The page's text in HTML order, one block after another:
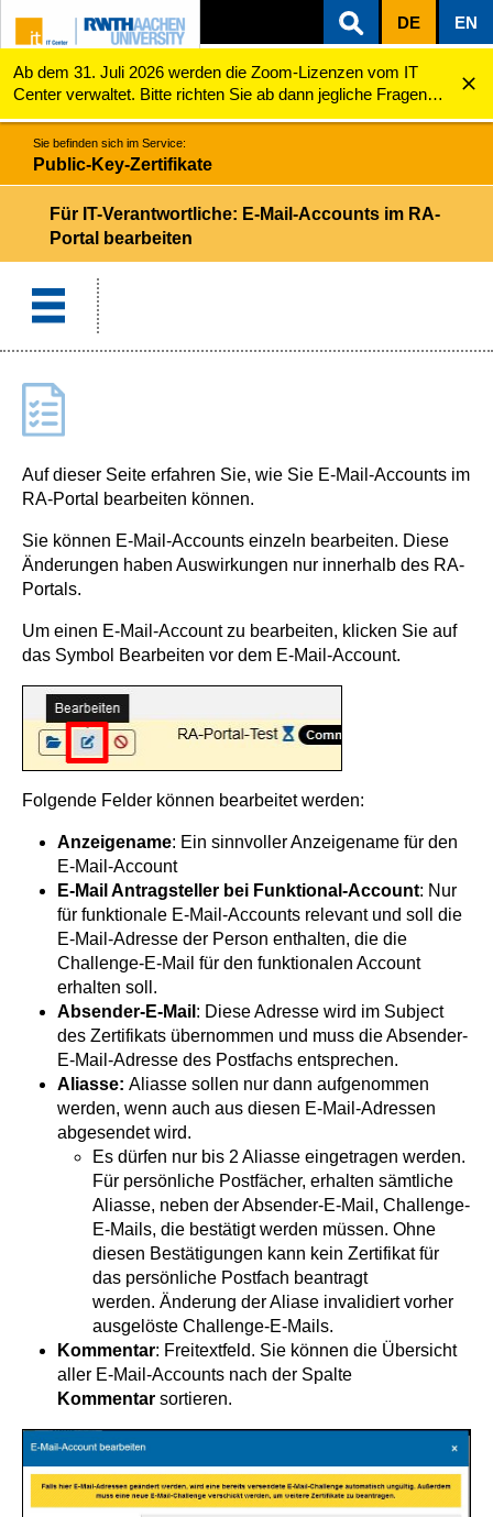
ZUM INHALTSBEREICH
ZUR HAUPTNAVIGATION
ZUR SUCHE
DE EN
Ab dem 31. Juli 2026 werden die Zoom-Lizenzen vom IT
Center verwaltet. Bitte richten Sie ab dann jegliche Fragen
zu den Zoom-Lizenzen (z.B. Probleme mit dem Login) an
servicedesk@itc.rwth-aachen.de.
Public-Key-Zertifikate E-Mail-Accounts bearbeiten
Sie befinden sich im Service:
Public-Key-Zertifikate
Für IT-Verantwortliche: E-Mail-Accounts im RA-
Portal bearbeiten
Auf dieser Seite erfahren Sie, wie Sie E-Mail-Accounts im
RA-Portal bearbeiten können.
Sie können E-Mail-Accounts einzeln bearbeiten. Diese
Änderungen haben Auswirkungen nur innerhalb des RA-
Portals.
Um einen E-Mail-Account zu bearbeiten, klicken Sie auf
das Symbol Bearbeiten vor dem E-Mail-Account.
Folgende Felder können bearbeitet werden:
Anzeigename: Ein sinnvoller Anzeigename für den
E-Mail-Account
E-Mail Antragsteller bei Funktional-Account: Nur
für funktionale E-Mail-Accounts relevant und soll die
E-Mail-Adresse der Person enthalten, die die
Challenge-E-Mail für den funktionalen Account
erhalten soll.
Absender-E-Mail : Diese Adresse wird im Subject
des Zertifikats übernommen und muss die Absender-
E-Mail-Adresse des Postfachs entsprechen.
Aliasse: Aliasse sollen nur dann aufgenommen
werden, wenn auch aus diesen E-Mail-Adressen
abgesendet wird.
Es dürfen nur bis 2 Aliasse eingetragen werden.
Für persönliche Postfächer, erhalten sämtliche
Aliasse, neben der Absender-E-Mail, Challenge-
E-Mails, die bestätigt werden müssen. Ohne
diesen Bestätigungen kann kein Zertifikat für
das persönliche Postfach beantragt
werden. Änderung der Aliase invalidiert vorher
ausgelöste Challenge-E-Mails.
Kommentar: Freitextfeld. Sie können die Übersicht
aller E-Mail-Accounts nach der Spalte
Kommentar sortieren.